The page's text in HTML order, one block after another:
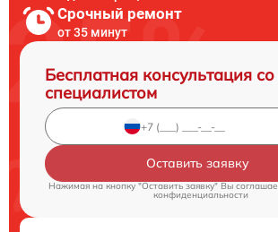
Срочный ремонт
от 35 минут
Бесплатная консультация со
специалистом
Оставить заявку
Нажимая на кнопку "Оставить заявку" Вы
конфиденциальности